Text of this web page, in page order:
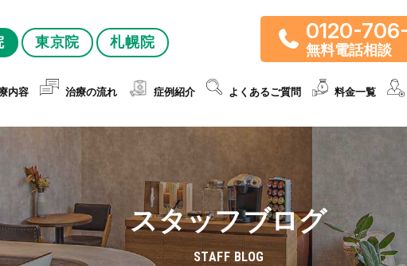
東京院 札幌院 0120-
無料電話相談
内容 治療の流れ 症例紹介 よくあるご質問 料金一覧
スタッフブログ
STAFF BLOG